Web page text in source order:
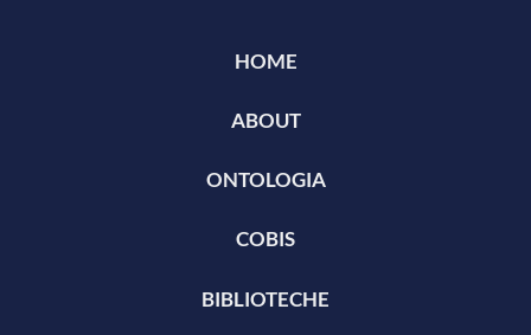
HOME
ABOUT
ONTOLOGIA
COBIS
BIBLIOTECHE